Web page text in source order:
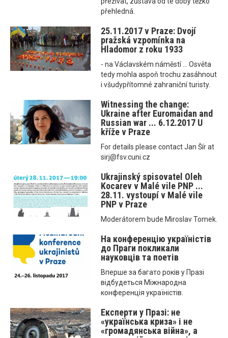
přehledná.
25.11.2017 v Praze: Dvojí
pražská vzpomínka na
Hladomor z roku 1933
- na Václavském náměstí ... Osvěta
tedy mohla aspoň trochu zasáhnout
i všudypřítomné zahraniční turisty.
Witnessing the change:
Ukraine after Euromaidan and
Russian war ... 6.12.2017 U
kříže v Praze
For details please contact Jan Šír at
sirj@fsv.cuni.cz
Ukrajinský spisovatel Oleh
Kocarev v Malé vile PNP ...
28.11. vystoupí v Malé vile
PNP v Praze
Moderátorem bude Miroslav Tomek.
На конференцію україністів
до Праги покликали
науковців та поетів
Вперше за багато років у Празі
відбудеться Міжнародна
конференція україністів.
Експерти у Празі: не
«українська криза» і не
«громадянська війна», а